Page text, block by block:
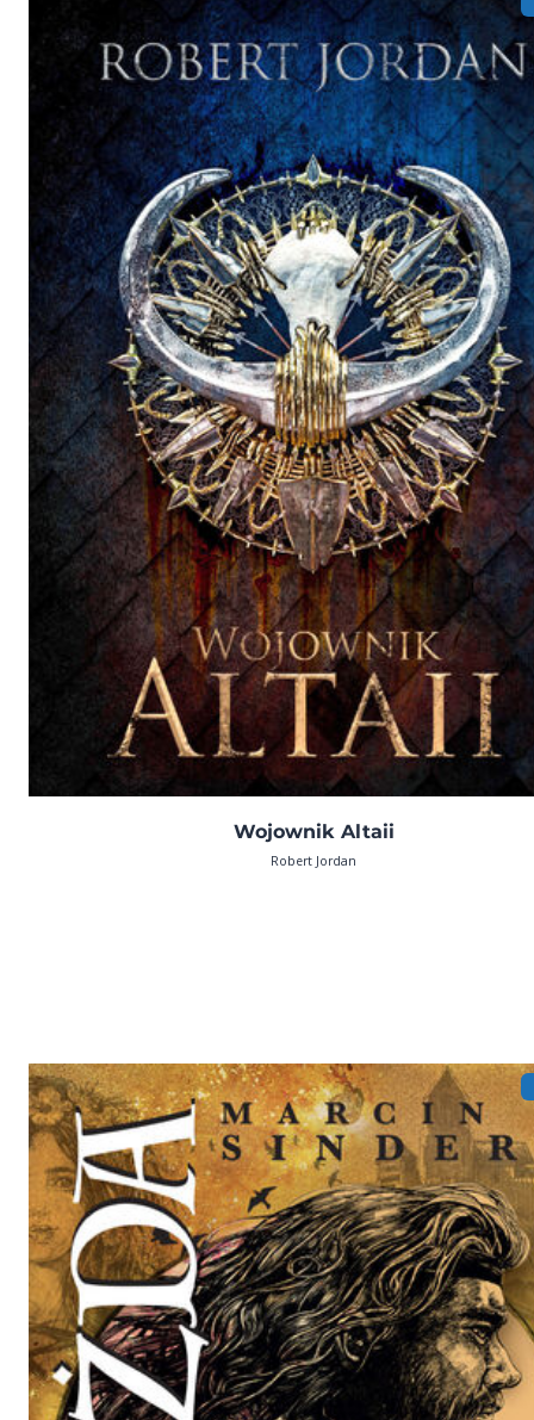
Wojownik Altaii
Robert Jordan